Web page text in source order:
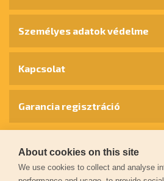
© 2026 extol.hu - Minden
Személyes adatok védelme
Kapcsolat
Garancia regisztráció
About cookies on this site
We use cookies to collect and analyse